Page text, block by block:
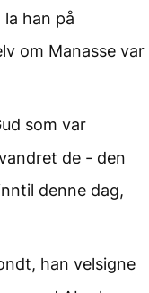
han på
om Manasse var
som var
de - den
denne dag,
han velsigne